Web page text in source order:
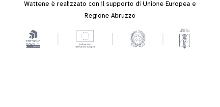
Wattene è realizzato con il supporto di Unione Europea e
Regione Abruzzo